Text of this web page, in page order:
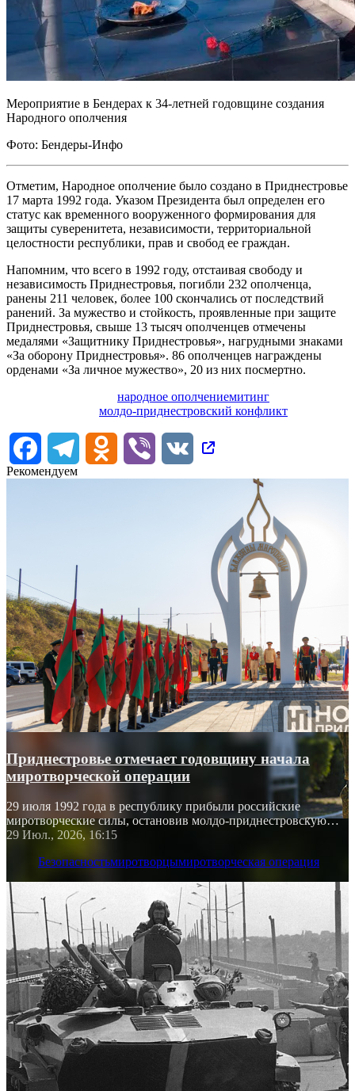
Мероприятие в Бендерах к 34-летней годовщине создания
Народного ополчения
Фото: Бендеры-Инфо
Отметим, Народное ополчение было создано в Приднестровье
17 марта 1992 года. Указом Президента был определен его
статус как временного вооруженного формирования для
защиты суверенитета, независимости, территориальной
целостности республики, прав и свобод ее граждан.
Напомним, что всего в 1992 году, отстаивая свободу и
независимость Приднестровья, погибли 232 ополченца,
ранены 211 человек, более 100 скончались от последствий
ранений. За мужество и стойкость, проявленные при защите
Приднестровья, свыше 13 тысяч ополченцев отмечены
медалями «Защитнику Приднестровья», нагрудными знаками
«За оборону Приднестровья». 86 ополченцев награждены
орденами «За личное мужество», 20 из них посмертно.
народное ополчениемитинг
молдо-приднестровский конфликт
FacebookTelegram Odnoklassniki
Viber
VK
Рекомендуем
Приднестровье отмечает годовщину начала
миротворческой операции
29 июля 1992 года в республику прибыли российские
миротворческие силы, остановив молдо-приднестровскую
войну
29 Июл., 2026, 16:15
Безопасностьмиротворцымиротворческая операция